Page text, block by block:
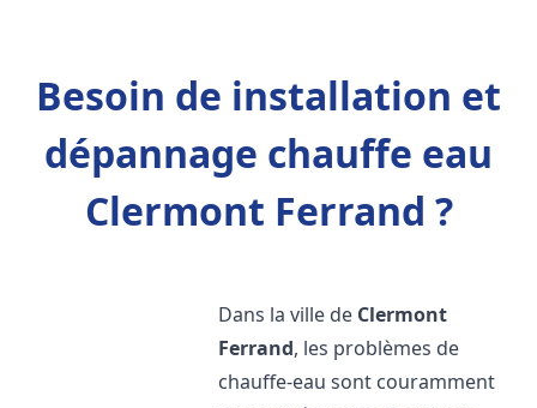
Besoin de installation et
dépannage chauffe eau
Clermont Ferrand ?
Dans la ville de Clermont
Ferrand, les problèmes de
chauffe-eau sont couramment